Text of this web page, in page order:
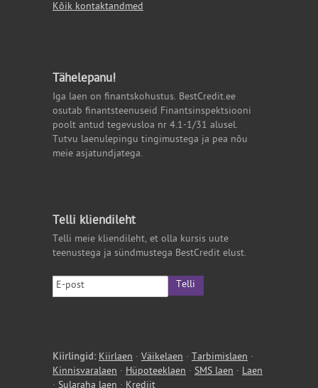
Kõik kontaktandmed
Tähelepanu!
Iga laen on finantskohustus. BestCredit.ee
osutab finantsteenuseid Finantsinspektsiooni
poolt antud tegevusloa nr 4.1-1/31 alusel.
Tutvu laenulepingu tingimustega ja pea nõu
meie asjatundjatega.
Telli kliendileht
Telli meie kliendileht, et olla kursis uute
teenustega ja sündmustega BestCredit elust.
Telli
Kiirlingid: Kiirlaen · Väikelaen · Tarbimislaen ·
Kinnisvaralaen · Hüpoteeklaen · SMS laen · Laen